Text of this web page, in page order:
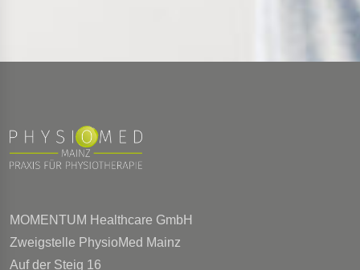
MOMENTUM Healthcare GmbH
Zweigstelle PhysioMed Mainz
Auf der Steig 16